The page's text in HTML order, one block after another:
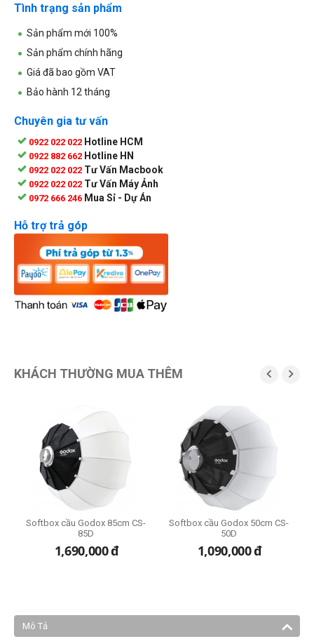
Tình trạng sản phẩm
Sản phẩm mới 100%
Sản phẩm chính hãng
Giá đã bao gồm VAT
Bảo hành 12 tháng
Chuyên gia tư vấn
0922 022 022 Hotline HCM
0922 882 662 Hotline HN
0922 022 022 Tư Vấn Macbook
0922 022 022 Tư Vấn Máy Ảnh
0972 666 246 Mua Sỉ - Dự Án
Hỗ trợ trả góp
KHÁCH THƯỜNG MUA THÊM  
Softbox cầu Godox 85cm CS-
85D
1,690,000đ
Softbox cầu Godox 50cm CS-
50D
1,090,000đ
Mô Tả